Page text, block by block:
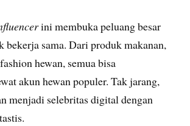
ini membuka peluang besar
bekerja sama. Dari produk makanan,
hewan, semua bisa
akun hewan populer. Tak jarang,
menjadi selebritas digital dengan